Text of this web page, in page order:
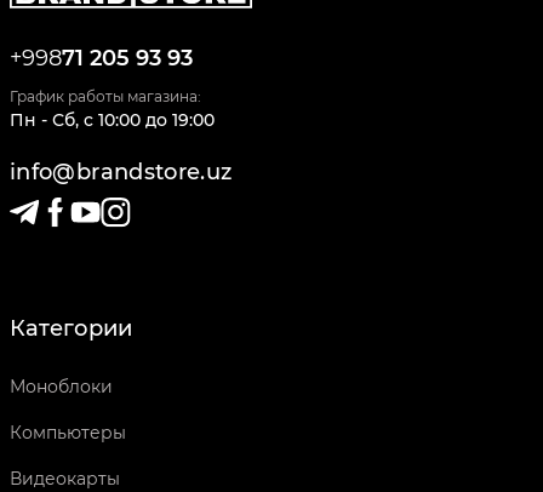
+99871 205 93 93
График работы магазина:
Пн - Сб, c 10:00 до 19:00
info@brandstore.uz
Категории
Моноблоки
Компьютеры
Видеокарты